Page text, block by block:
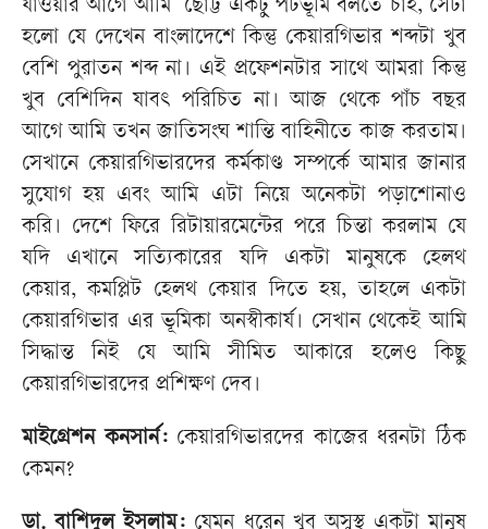
যাওয়ার আগে আমি ছোট্ট একটু পটভূমি বলতে চাই, সেটা
হলো যে দেখেন বাংলাদেশে কিন্তু কেয়ারগিভার শব্দটা খুব
বেশি পুরাতন শব্দ না। এই প্রফেশনটার সাথে আমরা কিন্তু
খুব বেশিদিন যাবৎ পরিচিত না। আজ থেকে পাঁচ বছর
আগে আমি তখন জাতিসংঘ শান্তি বাহিনীতে কাজ করতাম।
সেখানে কেয়ারগিভারদের কর্মকাণ্ড সম্পর্কে আমার জানার
সুযোগ হয় এবং আমি এটা নিয়ে অনেকটা পড়াশোনাও
করি। দেশে ফিরে রিটায়ারমেন্টের পরে চিন্তা করলাম যে
যদি এখানে সত্যিকারের যদি একটা মানুষকে হেলথ
কেয়ার, কমপ্লিট হেলথ কেয়ার দিতে হয়, তাহলে একটা
কেয়ারগিভার এর ভূমিকা অনস্বীকার্য। সেখান থেকেই আমি
সিদ্ধান্ত নিই যে আমি সীমিত আকারে হলেও কিছু
কেয়ারগিভারদের প্রশিক্ষণ দেব।
মাইগ্রেশন কনসার্ন: কেয়ারগিভারদের কাজের ধরনটা ঠিক
কেমন?
ডা. বাশিদুল ইসলাম: যেমন ধরেন খুব অসুস্থ একটা মানুষ